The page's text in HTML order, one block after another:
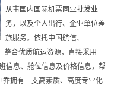
从事国内国际机票同业批发业
务，以及个人出行、企业单位差
旅服务。依托中国航信、
整合优质航运资源，直接采用
信息、舱位信息及价格信息，帮
拥有一支高素质、高度专业化